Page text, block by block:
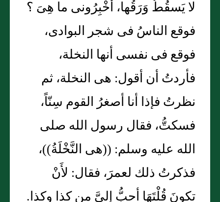
لا يَسقُطُ وَرَقُها، أخْبِرُونى ما هِىَ ؟
فوقع الناسُ فى شجر البوادى،
فوقع فى نفسى أنها النخلة،
فأردتُ أن أقول: هى النخلة، ثم
نظرتُ فإذا أنا أصغرُ القوم سِنّاً،
فسكتُّ، فقال رسول الله صلى
الله عليه وسلم: ((هى النَّخْلَةُ))،
فذكرتُ ذلك لعمرَ، فقال: لأَنْ
تكونَ قُلْتَهَا أحبُّ إلىَّ من كذا وكذا.